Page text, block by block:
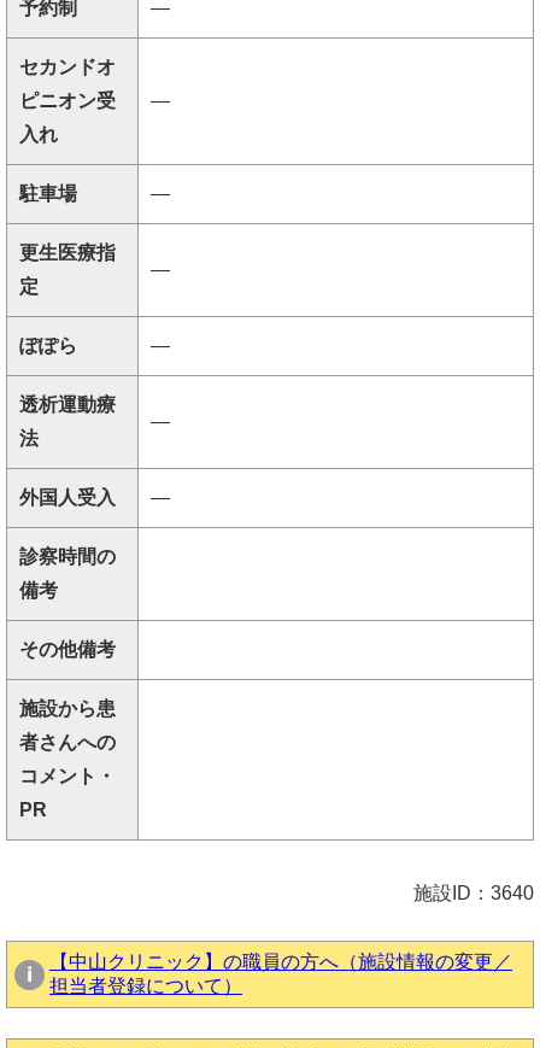
予約制 ―
セカンドオ
ピニオン受
入れ
―
駐車場 ―
更生医療指
定
―
ぽぽら ―
透析運動療
法
―
外国人受入 ―
診察時間の
備考
その他備考
施設から患
者さんへの
コメント・
PR
施設ID：3640
【中山クリニック】の職員の方へ（施設情報の変更／
担当者登録について）